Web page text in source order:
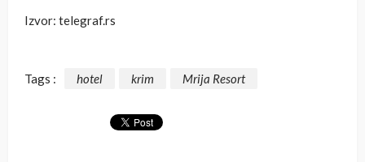
Izvor: telegraf.rs
Tags : hotel krim Mrija Resort